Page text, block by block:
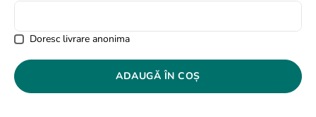
Doresc livrare anonima
ADAUGĂ ÎN COȘ